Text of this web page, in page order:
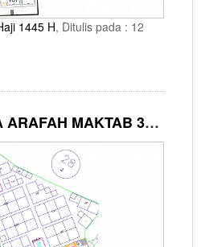
1445 H, Ditulis pada : 12
ALOKASI TENDA ARAFAH MAKTAB 333 SYARIKAH MASHARIQ